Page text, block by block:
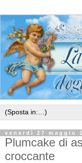
venerdì 27 maggio
Plumcake di
croccante